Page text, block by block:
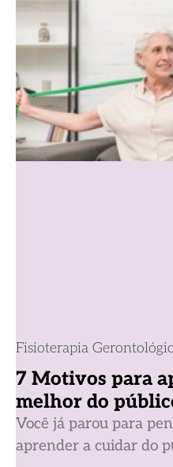
Fisioterapia
7 Motivos para
melhor do
Você já parou para
aprender a cuidar do